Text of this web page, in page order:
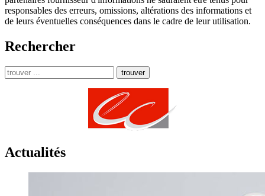
responsables des erreurs, omissions, altérations des informations et
de leurs éventuelles conséquences dans le cadre de leur utilisation.
Rechercher
trouver
Actualités